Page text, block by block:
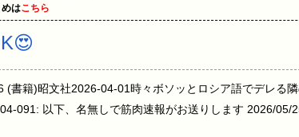
はこちら
(書籍)昭文社2026-04-01時々ボソッとロシア語でデレる
091: 以下、名無しで筋肉速報がお送りします 2026/